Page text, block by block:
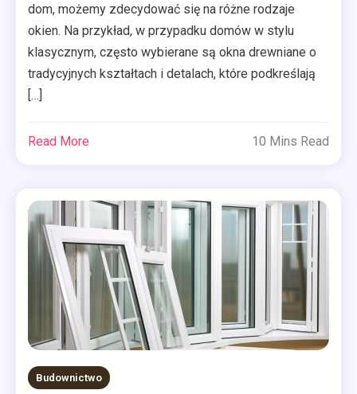
dom, możemy zdecydować się na różne rodzaje
okien. Na przykład, w przypadku domów w stylu
klasycznym, często wybierane są okna drewniane o
tradycyjnych kształtach i detalach, które podkreślają
[…]
Read More 10 Mins Read
Budownictwo